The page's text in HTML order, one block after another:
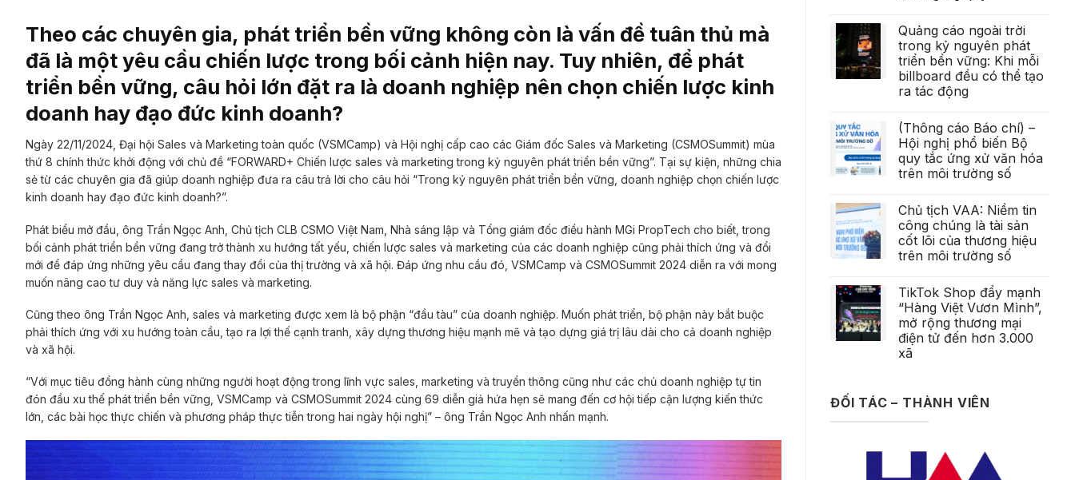
Theo các chuyên gia, phát triển bền vững không còn là vấn đề tuân thủ mà
đã là một yêu cầu chiến lược trong bối cảnh hiện nay. Tuy nhiên, để phát
triển bền vững, câu hỏi lớn đặt ra là doanh nghiệp nên chọn chiến lược kinh
doanh hay đạo đức kinh doanh?
Ngày 22/11/2024, Đại hội Sales và Marketing toàn quốc (VSMCamp) và Hội nghị cấp cao các Giám đốc Sales và Marketing (CSMOSummit) mùa
thứ 8 chính thức khởi động với chủ đề “FORWARD+ Chiến lược sales và marketing trong kỷ nguyên phát triển bền vững”. Tại sự kiện, những chia
sẻ từ các chuyên gia đã giúp doanh nghiệp đưa ra câu trả lời cho câu hỏi “Trong kỷ nguyên phát triển bền vững, doanh nghiệp chọn chiến lược
kinh doanh hay đạo đức kinh doanh?”.
Phát biểu mở đầu, ông Trần Ngọc Anh, Chủ tịch CLB CSMO Việt Nam, Nhà sáng lập và Tổng giám đốc điều hành MGi PropTech cho biết, trong
bối cảnh phát triển bền vững đang trở thành xu hướng tất yếu, chiến lược sales và marketing của các doanh nghiệp cũng phải thích ứng và đổi
mới để đáp ứng những yêu cầu đang thay đổi của thị trường và xã hội. Đáp ứng nhu cầu đó, VSMCamp và CSMOSummit 2024 diễn ra với mong
muốn nâng cao tư duy và năng lực sales và marketing.
Cũng theo ông Trần Ngọc Anh, sales và marketing được xem là bộ phận “đầu tàu” của doanh nghiệp. Muốn phát triển, bộ phận này bắt buộc
phải thích ứng với xu hướng toàn cầu, tạo ra lợi thế cạnh tranh, xây dựng thương hiệu mạnh mẽ và tạo dựng giá trị lâu dài cho cả doanh nghiệp
và xã hội.
“Với mục tiêu đồng hành cùng những người hoạt động trong lĩnh vực sales, marketing và truyền thông cũng như các chủ doanh nghiệp tự tin
đón đầu xu thế phát triển bền vững, VSMCamp và CSMOSummit 2024 cùng 69 diễn giả hứa hẹn sẽ mang đến cơ hội tiếp cận lượng kiến thức
lớn, các bài học thực chiến và phương pháp thực tiễn trong hai ngày hội nghị” – ông Trần Ngọc Anh nhấn mạnh.
Quảng cáo ngoài trời
trong kỷ nguyên phát
triển bền vững: Khi mỗi
billboard đều có thể tạo
ra tác động
(Thông cáo Báo chí) –
Hội nghị phổ biến Bộ
quy tắc ứng xử văn hóa
trên môi trường số
Chủ tịch VAA: Niềm tin
công chúng là tài sản
cốt lõi của thương hiệu
trên môi trường số
TikTok Shop đẩy mạnh
“Hàng Việt Vươn Mình”,
mở rộng thương mại
điện tử đến hơn 3.000
xã
ĐỐI TÁC – THÀNH VIÊN